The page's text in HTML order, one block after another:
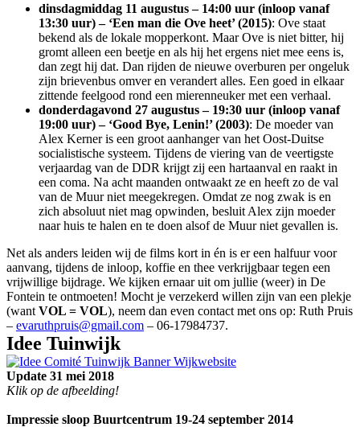
dinsdagmiddag 11 augustus – 14:00 uur (inloop vanaf
13:30 uur) – ‘Een man die Ove heet’ (2015): Ove staat
bekend als de lokale mopperkont. Maar Ove is niet bitter, hij
gromt alleen een beetje en als hij het ergens niet mee eens is,
dan zegt hij dat. Dan rijden de nieuwe overburen per ongeluk
zijn brievenbus omver en verandert alles. Een goed in elkaar
zittende feelgood rond een mierenneuker met een verhaal.
donderdagavond 27 augustus – 19:30 uur (inloop vanaf
19:00 uur) – ‘Good Bye, Lenin!’ (2003): De moeder van
Alex Kerner is een groot aanhanger van het Oost-Duitse
socialistische systeem. Tijdens de viering van de veertigste
verjaardag van de DDR krijgt zij een hartaanval en raakt in
een coma. Na acht maanden ontwaakt ze en heeft zo de val
van de Muur niet meegekregen. Omdat ze nog zwak is en
zich absoluut niet mag opwinden, besluit Alex zijn moeder
naar huis te halen en te doen alsof de Muur niet gevallen is.
Net als anders leiden wij de films kort in én is er een halfuur voor
aanvang, tijdens de inloop, koffie en thee verkrijgbaar tegen een
vrijwillige bijdrage. We kijken ernaar uit om jullie (weer) in De
Fontein te ontmoeten! Mocht je verzekerd willen zijn van een plekje
(want VOL = VOL), neem dan even contact met ons op: Ruth Pruis
– evaruthpruis@gmail.com – 06-17984737.
Idee Tuinwijk
Update 31 mei 2018
Klik op de afbeelding!
Impressie sloop Buurtcentrum 19-24 september 2014